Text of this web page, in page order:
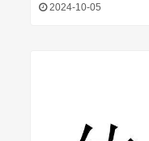
运载工具故障牵引服务
2024-10-05